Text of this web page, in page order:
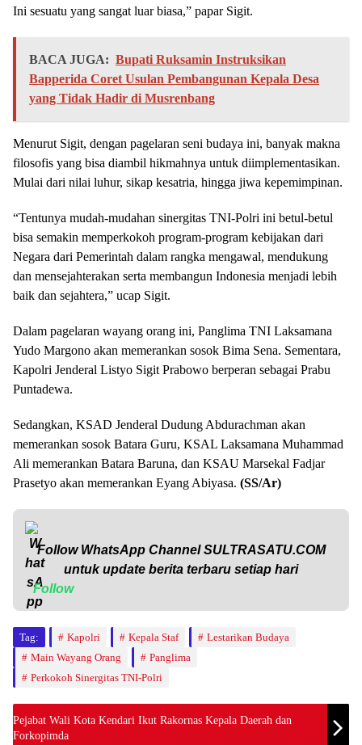
Ini sesuatu yang sangat luar biasa,” papar Sigit.
BACA JUGA: Bupati Ruksamin Instruksikan
Bapperida Coret Usulan Pembangunan Kepala Desa
yang Tidak Hadir di Musrenbang
Menurut Sigit, dengan pagelaran seni budaya ini, banyak makna
filosofis yang bisa diambil hikmahnya untuk diimplementasikan.
Mulai dari nilai luhur, sikap kesatria, hingga jiwa kepemimpinan.
“Tentunya mudah-mudahan sinergitas TNI-Polri ini betul-betul
bisa semakin memperkokoh program-program kebijakan dari
Negara dari Pemerintah dalam rangka mengawal, mendukung
dan mensejahterakan serta membangun Indonesia menjadi lebih
baik dan sejahtera,” ucap Sigit.
Dalam pagelaran wayang orang ini, Panglima TNI Laksamana
Yudo Margono akan memerankan sosok Bima Sena. Sementara,
Kapolri Jenderal Listyo Sigit Prabowo berperan sebagai Prabu
Puntadewa.
Sedangkan, KSAD Jenderal Dudung Abdurachman akan
memerankan sosok Batara Guru, KSAL Laksamana Muhammad
Ali memerankan Batara Baruna, dan KSAU Marsekal Fadjar
Prasetyo akan memerankan Eyang Abiyasa. (SS/Ar)
Follow WhatsApp ChannelSULTRASATU.COM
untuk update berita terbaru setiap hari
Follow
Tag: Kapolri Kepala Staf
Lestarikan Budaya
Main Wayang Orang
Panglima
Perkokoh Sinergitas TNI-Polri
Pejabat Wali Kota Kendari Ikut Rakornas Kepala Daerah dan
Forkopimda